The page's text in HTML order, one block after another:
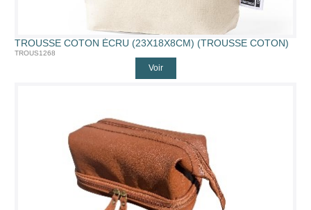
TROUSSE COTON ÉCRU (23X18X8CM) (TROUSSE COTON)
TROUS1268
Voir